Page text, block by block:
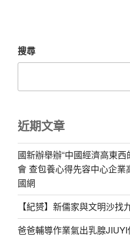
搜尋
近期文章
國新辦舉辦“中國經濟高東
會 查包養心得先容中心企
國網
【紀赟】新儒家與文明沙找
爸爸輔導作業氣出乳腺